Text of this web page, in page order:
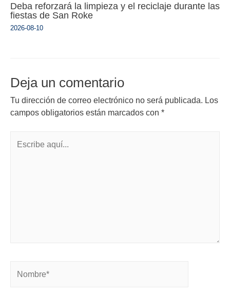
Deba reforzará la limpieza y el reciclaje durante las
fiestas de San Roke
2026-08-10
Deja un comentario
Tu dirección de correo electrónico no será publicada. Los
campos obligatorios están marcados con *